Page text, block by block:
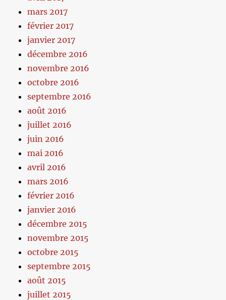
mars 2017
février 2017
janvier 2017
décembre 2016
novembre 2016
octobre 2016
septembre 2016
août 2016
juillet 2016
juin 2016
mai 2016
avril 2016
mars 2016
février 2016
janvier 2016
décembre 2015
novembre 2015
octobre 2015
septembre 2015
août 2015
juillet 2015